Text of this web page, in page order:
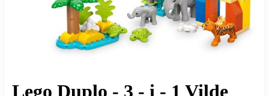
Lego Duplo - 3 - i - 1 Vilde